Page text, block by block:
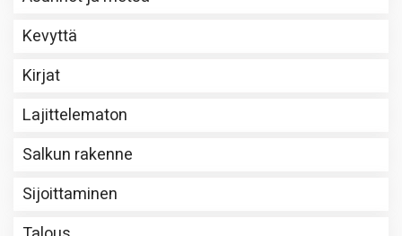
Kevyttä
Kirjat
Lajittelematon
Salkun rakenne
Sijoittaminen